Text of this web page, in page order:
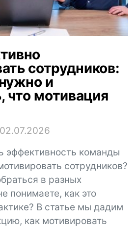
сотрудников:
и
что мотивация
02.07.2026
эффективность команды
сотрудников?
в разных
понимаете, как это
В статье мы дадим
как мотивировать